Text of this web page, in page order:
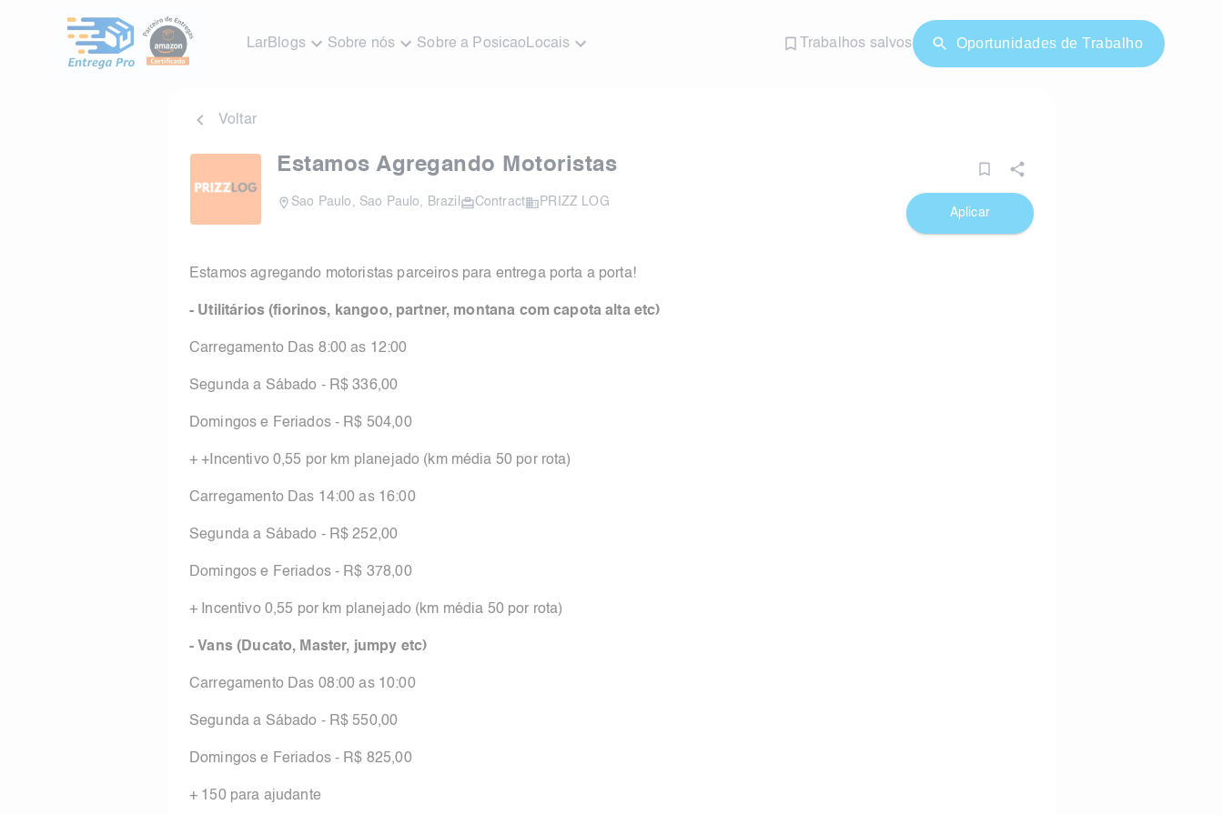
LarBlogs Sobre nós Sobre a Posicao Locais Trabalhos salvos Oportunidades de Trabalho
Voltar
Estamos Agregando Motoristas
Sao Paulo , Sao Paulo, Brazil Contract
PRIZZ LOG
Aplicar
Estamos agregando motoristas parceiros para entrega porta a porta!
- Utilitários (fiorinos, kangoo, partner, montana com capota alta etc)
Carregamento Das 8:00 as 12:00
Segunda a Sábado - R$ 336,00
Domingos e Feriados - R$ 504,00
+ +Incentivo 0,55 por km planejado (km média 50 por rota)
Carregamento Das 14:00 as 16:00
Segunda a Sábado - R$ 252,00
Domingos e Feriados - R$ 378,00
+ Incentivo 0,55 por km planejado (km média 50 por rota)
- Vans (Ducato, Master, jumpy etc)
Carregamento Das 08:00 as 10:00
Segunda a Sábado - R$ 550,00
Domingos e Feriados - R$ 825,00
+ 150 para ajudante